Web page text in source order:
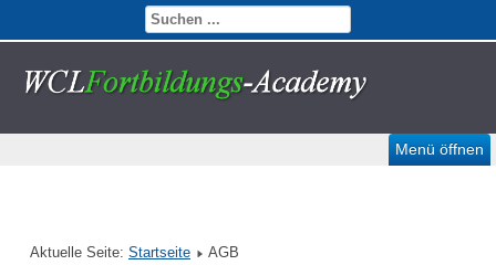
Menü öffnen
Aktuelle Seite: Startseite AGB